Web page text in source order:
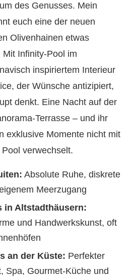
des Genusses. Mein
euch eine der neuen
Olivenhainen etwas
Infinity-Pool im
inspiriertem Interieur
der Wünsche antizipiert,
denkt. Eine Nacht auf der
Terrasse – und ihr
exklusive Momente nicht mit
verwechselt.
Absolute Ruhe, diskrete
Meerzugang
in Altstadthäusern:
und Handwerkskunst, oft
an der Küste: Perfekter
Spa, Gourmet-Küche und